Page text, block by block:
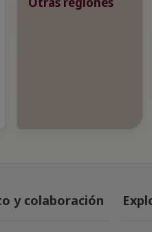
y colaboración